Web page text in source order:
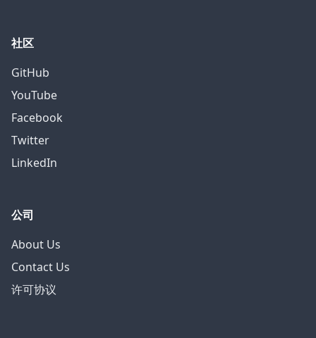
社区
GitHub
YouTube
Facebook
Twitter
LinkedIn
公司
About Us
Contact Us
许可协议